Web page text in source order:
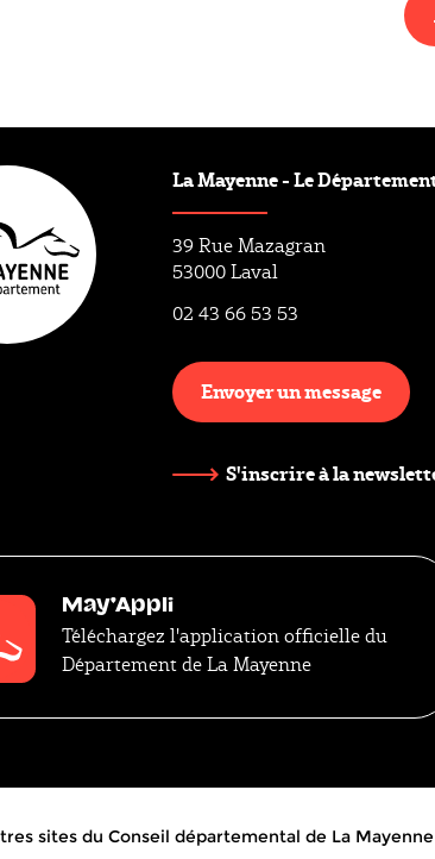
La Mayenne - Le
39 Rue Mazagran
53000 Laval
02 43 66 53 53
Envoyer un message
S'inscrire à la
May'Appli
Téléchargez l'application officielle du
Département de La Mayenne
sites du Conseil départemental de La Mayenne